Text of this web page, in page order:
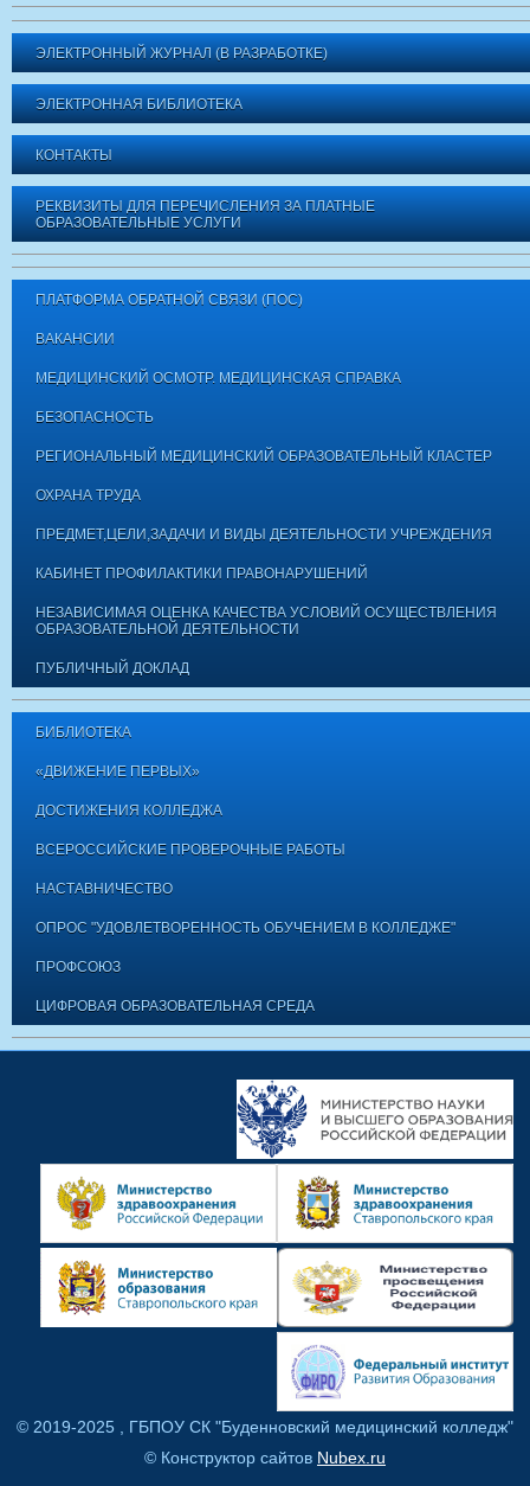
ЭЛЕКТРОННЫЙ ЖУРНАЛ (В РАЗРАБОТКЕ)
ЭЛЕКТРОННАЯ БИБЛИОТЕКА
КОНТАКТЫ
РЕКВИЗИТЫ ДЛЯ ПЕРЕЧИСЛЕНИЯ ЗА ПЛАТНЫЕ
ОБРАЗОВАТЕЛЬНЫЕ УСЛУГИ
ПЛАТФОРМА ОБРАТНОЙ СВЯЗИ (ПОС)
ВАКАНСИИ
МЕДИЦИНСКИЙ ОСМОТР. МЕДИЦИНСКАЯ СПРАВКА
БЕЗОПАСНОСТЬ
РЕГИОНАЛЬНЫЙ МЕДИЦИНСКИЙ ОБРАЗОВАТЕЛЬНЫЙ КЛАСТЕР
ОХРАНА ТРУДА
ПРЕДМЕТ,ЦЕЛИ,ЗАДАЧИ И ВИДЫ ДЕЯТЕЛЬНОСТИ УЧРЕЖДЕНИЯ
КАБИНЕТ ПРОФИЛАКТИКИ ПРАВОНАРУШЕНИЙ
НЕЗАВИСИМАЯ ОЦЕНКА КАЧЕСТВА УСЛОВИЙ ОСУЩЕСТВЛЕНИЯ
ОБРАЗОВАТЕЛЬНОЙ ДЕЯТЕЛЬНОСТИ
ПУБЛИЧНЫЙ ДОКЛАД
БИБЛИОТЕКА
«ДВИЖЕНИЕ ПЕРВЫХ»
ДОСТИЖЕНИЯ КОЛЛЕДЖА
ВСЕРОССИЙСКИЕ ПРОВЕРОЧНЫЕ РАБОТЫ
НАСТАВНИЧЕСТВО
ОПРОС "УДОВЛЕТВОРЕННОСТЬ ОБУЧЕНИЕМ В КОЛЛЕДЖЕ"
ПРОФСОЮЗ
ЦИФРОВАЯ ОБРАЗОВАТЕЛЬНАЯ СРЕДА
© 2019-2025 , ГБПОУ СК "Буденновский медицинский колледж"
© Конструктор сайтов Nubex.ru